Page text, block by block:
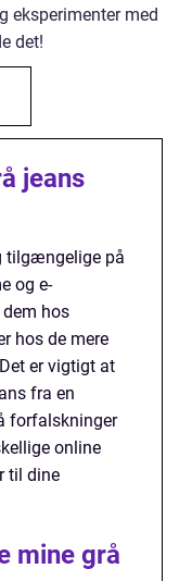
eksperimenter med
det!
jeans
tilgængelige på
og e-
hos
hos de mere
er vigtigt at
fra en
forfalskninger
online
til dine
mine grå